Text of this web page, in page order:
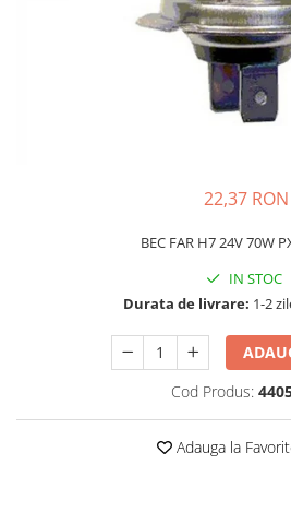
Butoane Semnalizare
Accesorii Interior Auto
Tavite Portbagaj Dedicate
22,37 RON
BEC FAR H7 24V 70W
IN STOC
Durata de livrare: 1-2
Cod Produs:
Adauga la